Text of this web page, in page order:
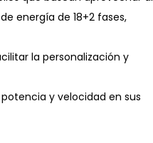
energía de 18+2 fases,
la personalización y
y velocidad en sus